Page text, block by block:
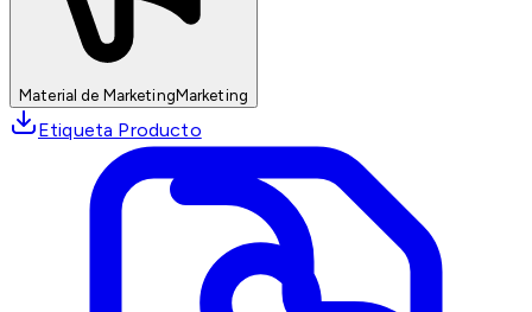
Material de MarketingMarketing
Etiqueta Producto